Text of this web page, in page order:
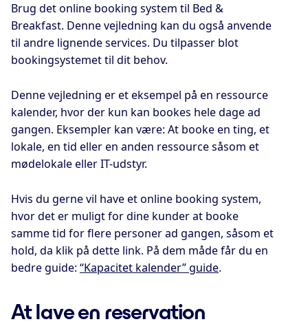
Brug det online booking system til Bed &
Breakfast. Denne vejledning kan du også anvende
til andre lignende services. Du tilpasser blot
bookingsystemet til dit behov.
Denne vejledning er et eksempel på en ressource
kalender, hvor der kun kan bookes hele dage ad
gangen. Eksempler kan være: At booke en ting, et
lokale, en tid eller en anden ressource såsom et
mødelokale eller IT-udstyr.
Hvis du gerne vil have et online booking system,
hvor det er muligt for dine kunder at booke
samme tid for flere personer ad gangen, såsom et
hold, da klik på dette link. På dem måde får du en
bedre guide: “Kapacitet kalender” guide.
At lave en reservation